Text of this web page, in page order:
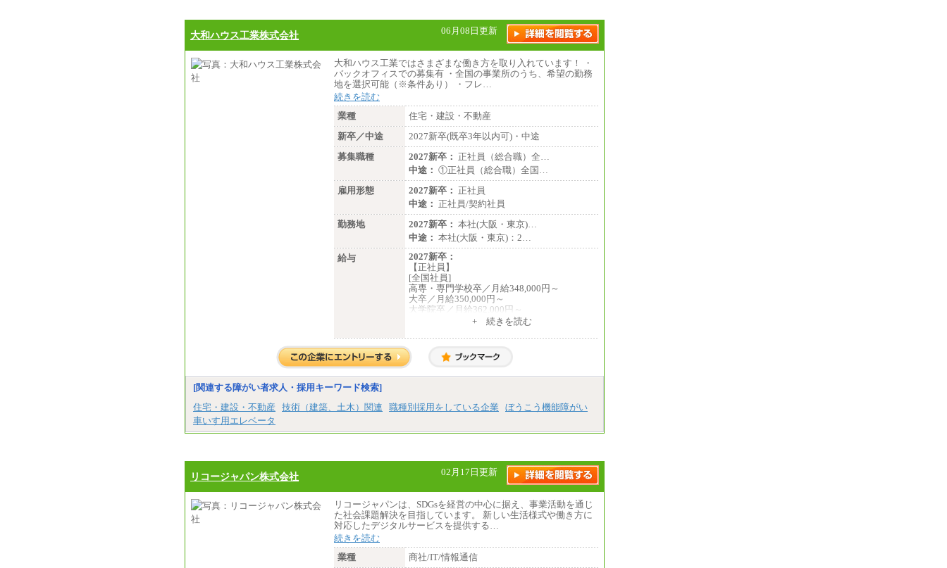
大和ハウス工業株式会社 06月08日更新
大和ハウス工業ではさまざまな働き方を取り入れています！ ・
バックオフィスでの募集有 ・全国の事業所のうち、希望の勤務
地を選択可能（※条件あり） ・フレ…
続きを読む
業種
住宅・建設・不動産
新卒／中途
2027新卒(既卒3年以内可)・中途
募集職種
2027新卒： 正社員（総合職）全…
中途： ①正社員（総合職）全国…
雇用形態
2027新卒： 正社員
中途： 正社員/契約社員
勤務地
2027新卒： 本社(大阪・東京)…
中途： 本社(大阪・東京)：2…
給与
2027新卒：
【正社員】
[全国社員]
高専・専門学校卒／月給348,000円～
大卒／月給350,000円～
大学院卒／月給362,000円～
[地域社員]月給295,000円～
【正社員】
[全国社員]月給348,000円～
[地域社員]月給295,000円～
+ 続きを読む
[関連する障がい者求人・採用キーワード検索]
住宅・建設・不動産
技術（建築、土木）関連 職種別採用をしている企業
ぼうこう機能障がい
車いす用エレベータ
リコージャパン株式会社 02月17日更新
リコージャパンは、SDGsを経営の中心に据え、事業活動を通じ
た社会課題解決を目指しています。 新しい生活様式や働き方に
対応したデジタルサービスを提供する…
続きを読む
業種
商社/IT/情報通信